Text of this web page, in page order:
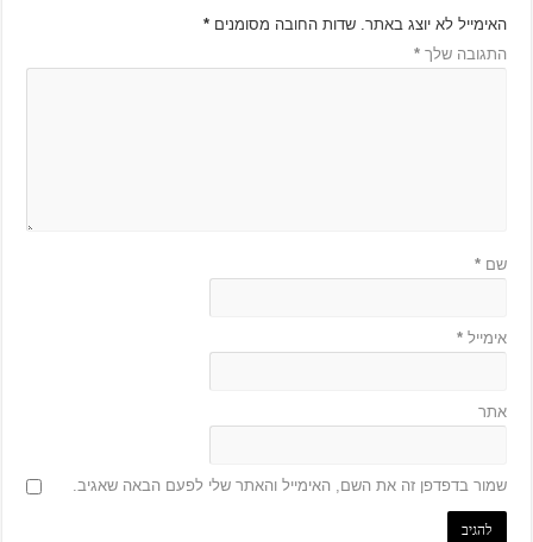
האימייל לא יוצג באתר. שדות החובה מסומנים*
התגובה שלך*
שם*
אימייל*
אתר
שמור בדפדפן זה את השם, האימייל והאתר שלי לפעם הבאה שאגיב.